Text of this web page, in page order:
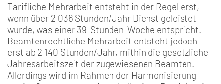
Tarifliche Mehrarbeit entsteht in der Regel erst,
wenn über 2 036 Stunden/Jahr Dienst geleistet
wurde, was einer 39-Stunden-Woche entspricht.
Beamtenrechtliche Mehrarbeit entsteht jedoch
erst ab 2 140 Stunden/Jahr, mithin die gesetzliche
Jahresarbeitszeit der zugewiesenen Beamten.
Allerdings wird im Rahmen der Harmonisierung